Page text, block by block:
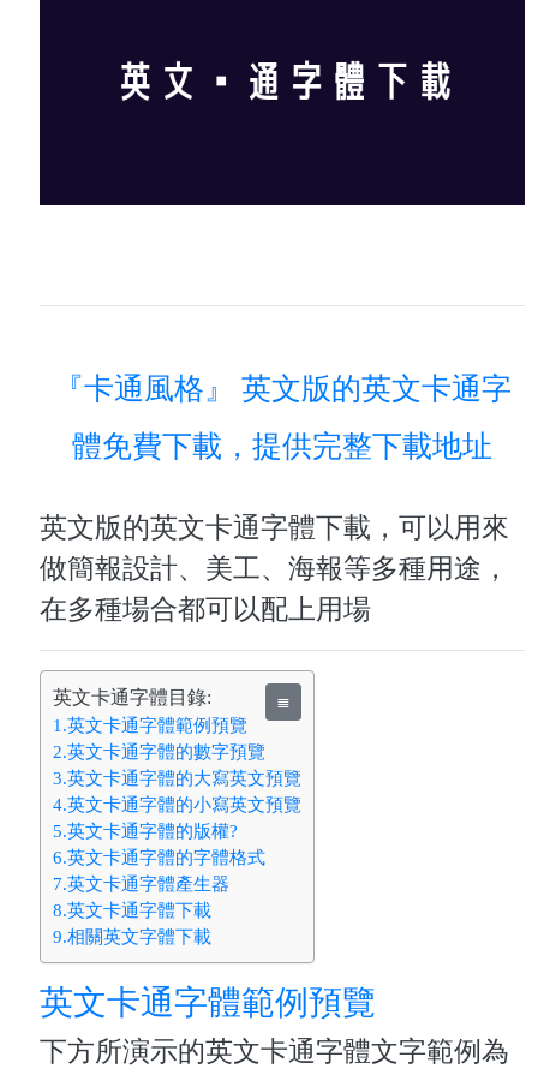
『卡通風格』 英文版的英文卡通字
體免費下載，提供完整下載地址
英文版的英文卡通字體下載，可以用來
做簡報設計、美工、海報等多種用途，
在多種場合都可以配上用場
英文卡通字體目錄: ≣
1.英文卡通字體範例預覽
2.英文卡通字體的數字預覽
3.英文卡通字體的大寫英文預覽
4.英文卡通字體的小寫英文預覽
5.英文卡通字體的版權?
6.英文卡通字體的字體格式
7.英文卡通字體產生器
8.英文卡通字體下載
9.相關英文字體下載
英文卡通字體範例預覽
下方所演示的英文卡通字體文字範例為